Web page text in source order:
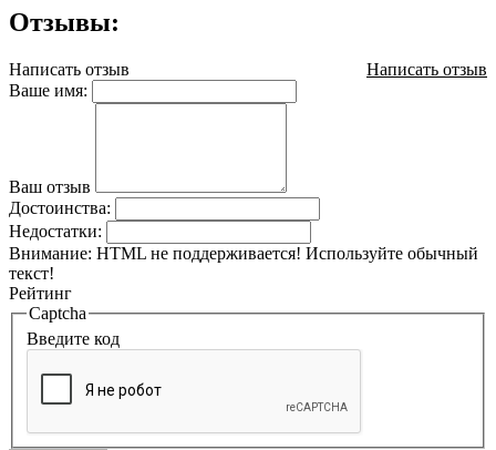
Отзывы:
Написать отзыв
Написать отзыв
Ваше имя:
Ваш отзыв
Достоинства:
Недостатки:
Внимание: HTML не поддерживается! Используйте обычный
текст!
Рейтинг
Captcha
Введите код